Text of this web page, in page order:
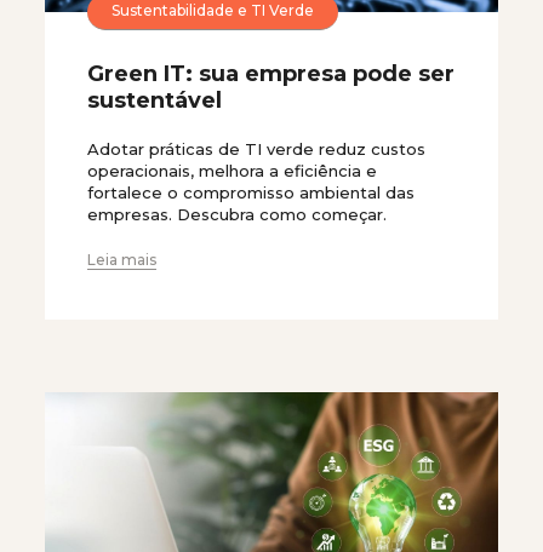
Sustentabilidade e TI Verde
Green IT: sua empresa pode ser
sustentável
Adotar práticas de TI verde reduz custos
operacionais, melhora a eficiência e
fortalece o compromisso ambiental das
empresas. Descubra como começar.
Leia mais